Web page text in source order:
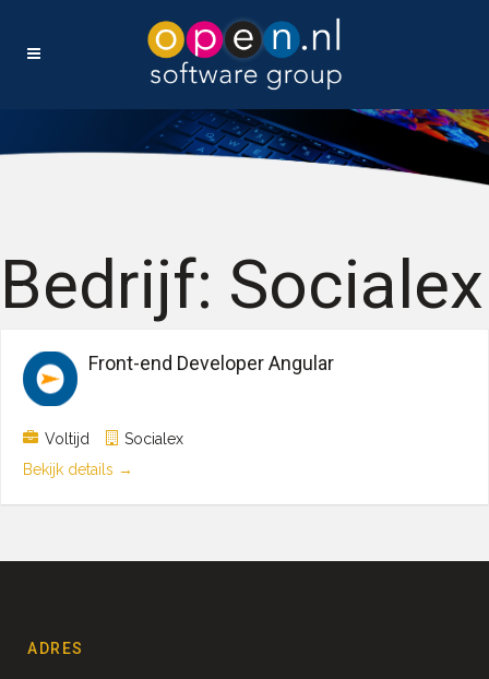
Bedrijf: Socialex
Front-end Developer Angular
Voltijd
Socialex
Bekijk details
ADRES